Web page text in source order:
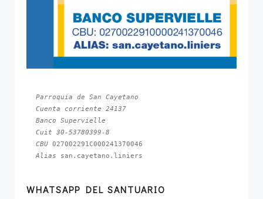
Parroquia de San Cayetano
Cuenta corriente 24137
Banco Supervielle
Cuit 30-53780399-8
CBU
Alias san.cayetano.liniers
WHATSAPP DEL SANTUARIO